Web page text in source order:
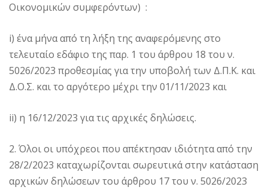
Οικονομικών συμφερόντων) :
i) ένα μήνα από τη λήξη της αναφερόμενης στο
τελευταίο εδάφιο της παρ. 1 του άρθρου 18 του ν.
5026/2023 προθεσμίας για την υποβολή των Δ.Π.Κ. και
Δ.Ο.Σ. και το αργότερο μέχρι την 01/11/2023 και
ii) η 16/12/2023 για τις αρχικές δηλώσεις.
2. Όλοι οι υπόχρεοι που απέκτησαν ιδιότητα από την
28/2/2023 καταχωρίζονται σωρευτικά στην κατάσταση
αρχικών δηλώσεων του άρθρου 17 του ν. 5026/2023